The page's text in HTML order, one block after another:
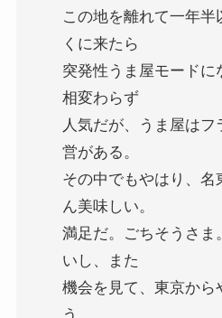
この地を離れて一年半
くに来たら
突発性うま屋モードに
相変わらず
人気だが、うま屋はフ
営がある。
その中でもやはり、名
ん美味しい。
満足だ。ごちそうさま
いし、また
機会を見て、東京から